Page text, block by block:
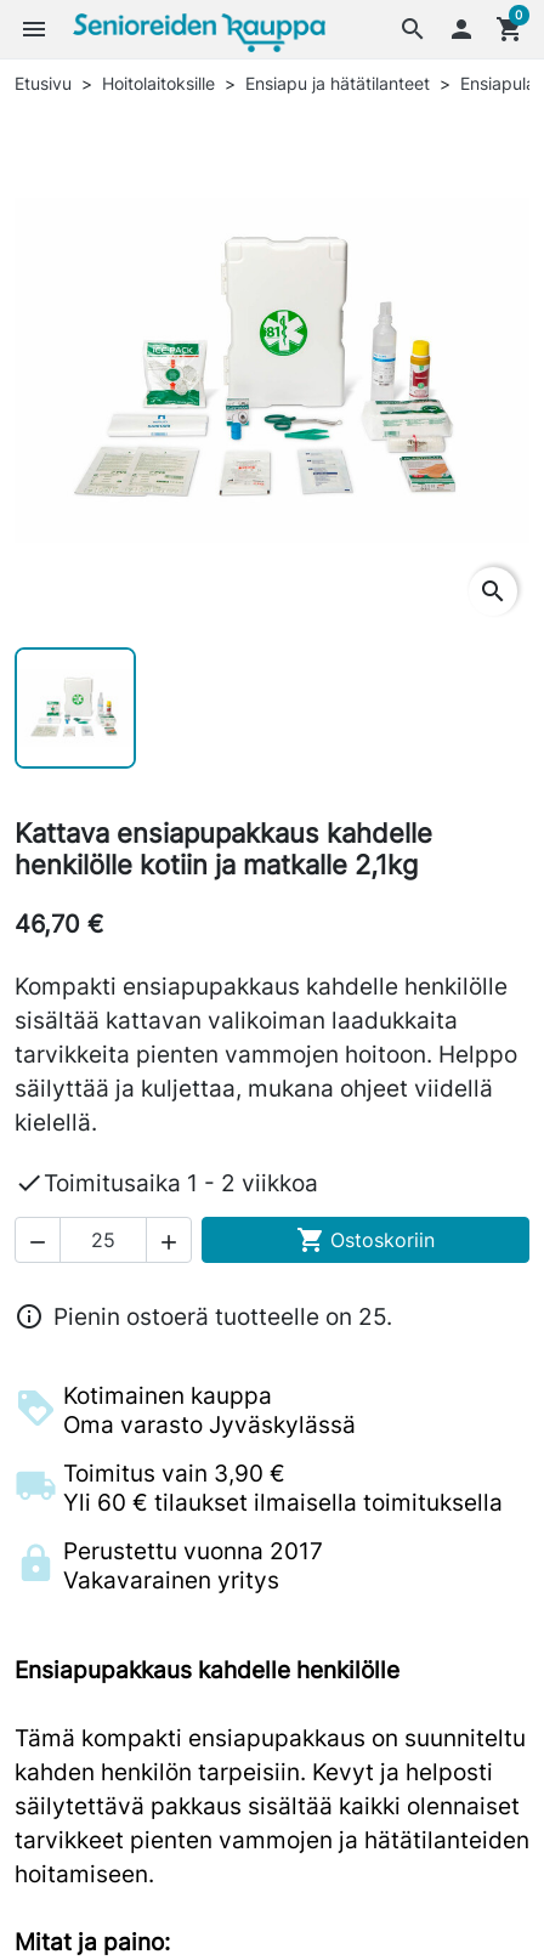
search
menu  shopping_cart
0
Etusivu Hoitolaitoksille Ensiapu ja hätätilanteet
search
Kattava ensiapupakkaus kahdelle
henkilölle kotiin ja matkalle 2,1kg
46,70 €
Kompakti ensiapupakkaus kahdelle henkilölle
sisältää kattavan valikoiman laadukkaita
tarvikkeita pienten vammojen hoitoon. Helppo
säilyttää ja kuljettaa, mukana ohjeet viidellä
kielellä.
Toimitusaika 1 - 2 viikkoa
   Ostoskoriin
 Pienin ostoerä tuotteelle on 25.
Kotimainen kauppa
Oma varasto Jyväskylässä
Toimitus vain 3,90 €
Yli 60 € tilaukset ilmaisella toimituksella
Perustettu vuonna 2017
Vakavarainen yritys
Ensiapupakkaus kahdelle henkilölle
Tämä kompakti ensiapupakkaus on suunniteltu
kahden henkilön tarpeisiin. Kevyt ja helposti
säilytettävä pakkaus sisältää kaikki olennaiset
tarvikkeet pienten vammojen ja hätätilanteiden
hoitamiseen.
Mitat ja paino: